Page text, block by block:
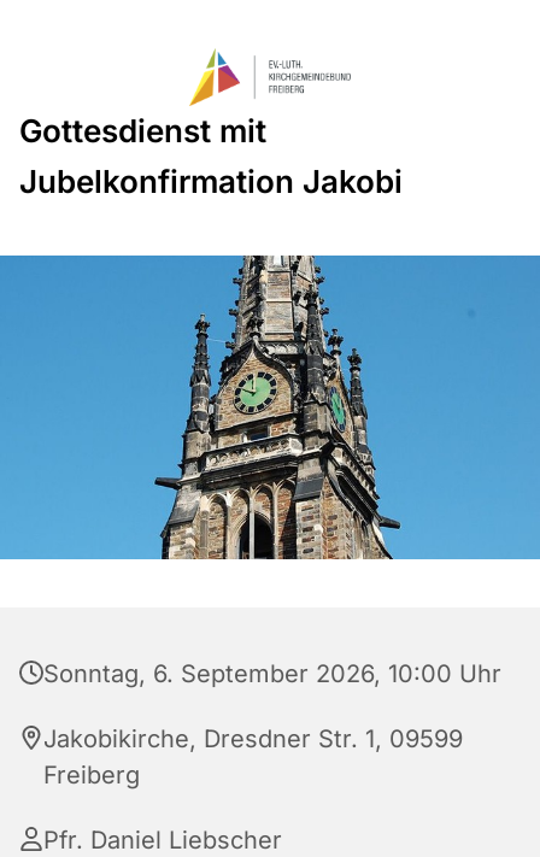
Gottesdienst mit
Jubelkonfirmation Jakobi
Sonntag, 6. September 2026, 10:00 Uhr
Jakobikirche, Dresdner Str. 1, 09599
Freiberg
Pfr. Daniel Liebscher